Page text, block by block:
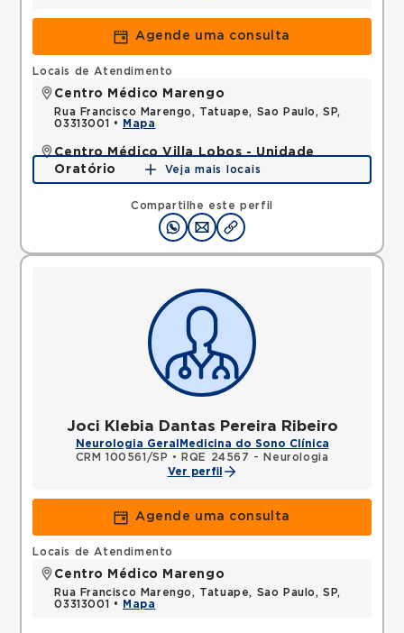
Agende uma consulta
Compartilhe este perfil
Locais de Atendimento
Centro Médico Marengo
Rua Francisco Marengo, Tatuape, Sao Paulo, SP,
03313001 •
Mapa
Centro Médico Villa Lobos - Unidade
Oratório
Rua do Oratorio, Mooca, Sao Paulo, SP, 03117000 •
Veja mais locais
Joci Klebia Dantas Pereira Ribeiro
Neurologia Geral Medicina do Sono Clínica
CRM 100561/SP •
RQE 24567 - Neurologia
Ver perfil
Agende uma consulta
Locais de Atendimento
Centro Médico Marengo
Rua Francisco Marengo, Tatuape, Sao Paulo, SP,
03313001 •
Mapa